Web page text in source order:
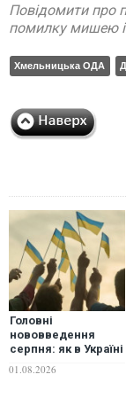
Повідомити про
помилку мишею і
Хмельницька ОДА
Головні
нововведення
серпня: як в Україні
зміняться
соцвиплати,
01.08.2026